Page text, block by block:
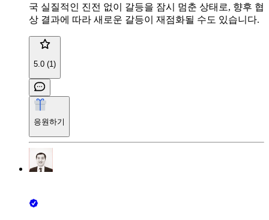
국 실질적인 진전 없이 갈등을 잠시 멈춘 상태로, 향후 협
상 결과에 따라 새로운 갈등이 재점화될 수도 있습니다.
5.0 (1)
응원하기